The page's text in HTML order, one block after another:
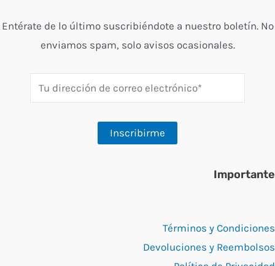
Entérate de lo último suscribiéndote a nuestro boletín. No
enviamos spam, solo avisos ocasionales.
Importante
Términos y Condiciones
Devoluciones y Reembolsos